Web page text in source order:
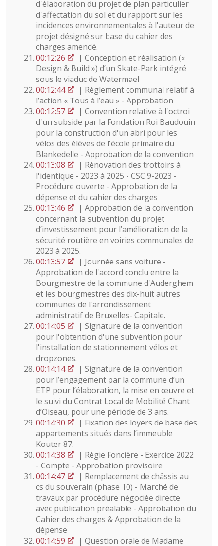
d'élaboration du projet de plan particulier
d'affectation du sol et du rapport sur les
incidences environnementales à l'auteur de
projet désigné sur base du cahier des
charges amendé.
00:12:26
| Conception et réalisation («
Design & Build ») d’un Skate-Park intégré
sous le viaduc de Watermael
00:12:44
| Règlement communal relatif à
l’action « Tous à l’eau » - Approbation
00:12:57
| Convention relative à l'octroi
d'un subside par la Fondation Roi Baudouin
pour la construction d'un abri pour les
vélos des élèves de l'école primaire du
Blankedelle - Approbation de la convention
00:13:08
| Rénovation des trottoirs à
l'identique - 2023 à 2025 - CSC 9-2023 -
Procédure ouverte - Approbation de la
dépense et du cahier des charges
00:13:46
| Approbation de la convention
concernant la subvention du projet
d’investissement pour l’amélioration de la
sécurité routière en voiries communales de
2023 à 2025.
00:13:57
| Journée sans voiture -
Approbation de l'accord conclu entre la
Bourgmestre de la commune d'Auderghem
et les bourgmestres des dix-huit autres
communes de l'arrondissement
administratif de Bruxelles- Capitale.
00:14:05
| Signature de la convention
pour l'obtention d'une subvention pour
l'installation de stationnement vélos et
dropzones.
00:14:14
| Signature de la convention
pour l’engagement par la commune d’un
ETP pour l’élaboration, la mise en œuvre et
le suivi du Contrat Local de Mobilité Chant
d’Oiseau, pour une période de 3 ans.
00:14:30
| Fixation des loyers de base des
appartements situés dans l’immeuble
Kouter 87.
00:14:38
| Régie Foncière - Exercice 2022
- Compte - Approbation provisoire
00:14:47
| Remplacement de châssis au
cs du souverain (phase 10) - Marché de
travaux par procédure négociée directe
avec publication préalable - Approbation du
Cahier des charges & Approbation de la
dépense
00:14:59
| Question orale de Madame